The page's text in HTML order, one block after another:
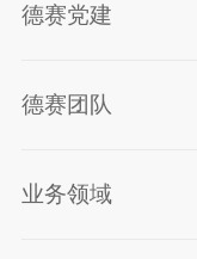
德赛党建
德赛团队
业务领域